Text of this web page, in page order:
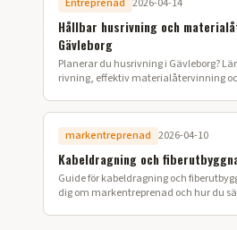
Entreprenad 2026-04-14
Hållbar husrivning och
Gävleborg
Planerar du husrivning i Gävleborg?
rivning, effektiv materialåtervinning
markentreprenad 2026-04-10
Kabeldragning och
Guide för kabeldragning och
dig om markentreprenad och hur du